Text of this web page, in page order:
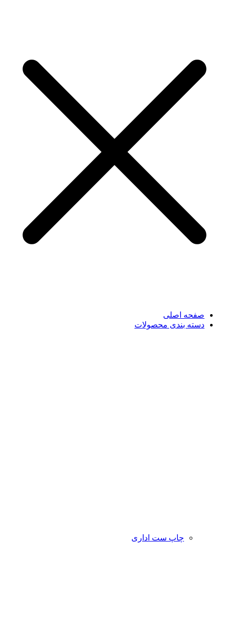
صفحه اصلی
دسته بندی محصولات
چاپ ست اداری